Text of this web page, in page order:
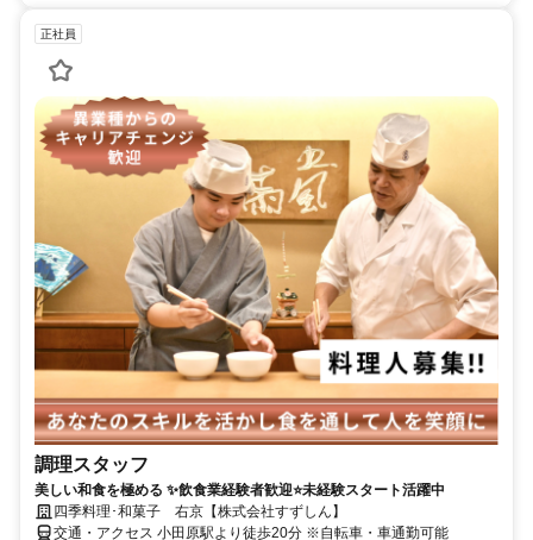
正社員
調理スタッフ
美しい和食を極める ✨飲食業経験者歓迎⭐未経験スタート活躍中
四季料理･和菓子 右京【株式会社すずしん】
交通・アクセス 小田原駅より徒歩20分 ※自転車・車通勤可能